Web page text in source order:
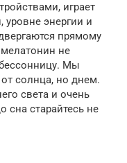
играет
энергии и
прямому
не
Мы
солнца, но днем.
света и очень
сна старайтесь не